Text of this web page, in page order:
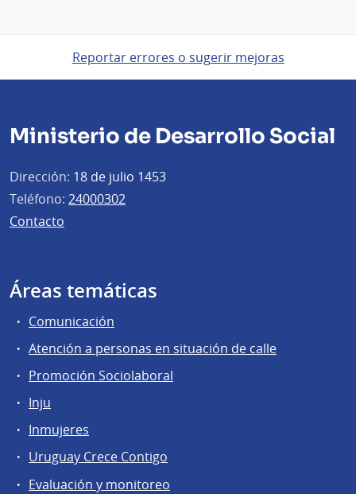
Reportar errores o sugerir mejoras
Ministerio de Desarrollo Social
Dirección: 18 de julio 1453
Teléfono: 24000302
Contacto
Áreas temáticas
Comunicación
Atención a personas en situación de calle
Promoción Sociolaboral
Inju
Inmujeres
Uruguay Crece Contigo
Evaluación y monitoreo